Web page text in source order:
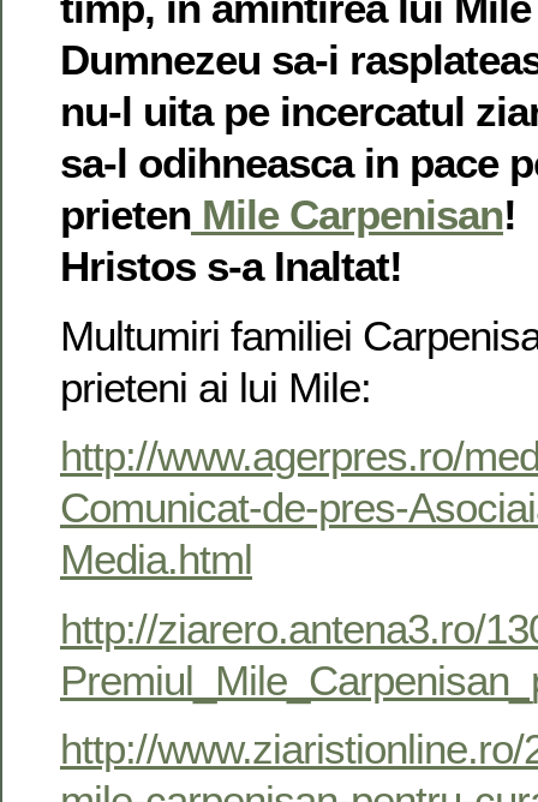
Dumnezeu sa-i
nu-l uita pe incercatul
sa-l odihneasca in pace
prieten Mile Carpenisan!
Hristos s-a Inaltat!
Multumiri familiei
prieteni ai lui Mile:
http://www.agerpres.ro/
Comunicat-de-pres-
Media.html
http://ziarero.antena3.ro/
http://